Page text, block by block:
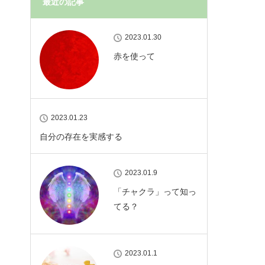
2023.01.30
赤を使って
2023.01.23
自分の存在を実感する
2023.01.9
「チャクラ」って知っ
てる？
2023.01.1